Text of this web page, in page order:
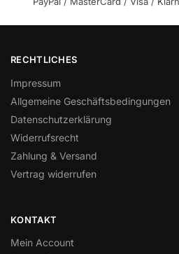
RECHTLICHES
Impressum
Allgemeine Geschäftsbedingungen
Datenschutzerklärung
Widerrufsrecht
Zahlung & Versand
Vertrag widerrufen
KONTAKT
Mein Account